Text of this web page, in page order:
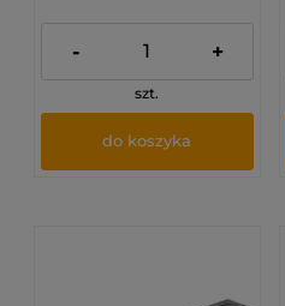
- +
szt.
do koszyka